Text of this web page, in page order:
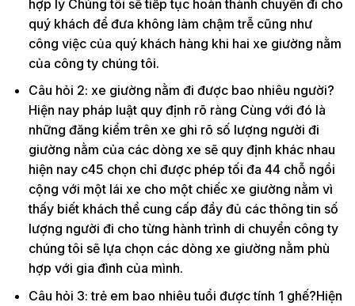
hợp lý Chúng tôi sẽ tiếp tục hoàn thành chuyến đi cho
quý khách để đưa không làm chậm trễ cũng như
công việc của quý khách hàng khi hai xe giường nằm
của công ty chúng tôi.
Câu hỏi 2: xe giường nằm đi được bao nhiêu người?
Hiện nay pháp luật quy định rõ ràng Cùng với đó là
những đăng kiểm trên xe ghi rõ số lượng người đi
giường nằm của các dòng xe sẽ quy định khác nhau
hiện nay c45 chọn chỉ được phép tối đa 44 chỗ ngồi
cộng với một lái xe cho một chiếc xe giường nằm vì
thấy biết khách thể cung cấp đầy đủ các thông tin số
lượng người đi cho từng hành trình di chuyển công ty
chúng tôi sẽ lựa chọn các dòng xe giường nằm phù
hợp với gia đình của mình.
Câu hỏi 3: trẻ em bao nhiêu tuổi được tính 1 ghế?Hiện